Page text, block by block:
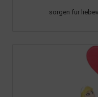
sorgen für